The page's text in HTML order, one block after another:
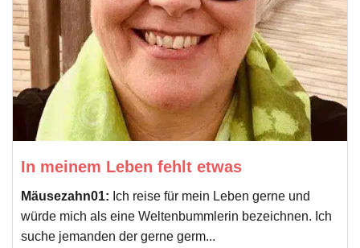
In meinem Leben fehlt etwas
Mäusezahn01: Ich reise für mein Leben gerne und
würde mich als eine Weltenbummlerin bezeichnen. Ich
suche jemanden der gerne germ...